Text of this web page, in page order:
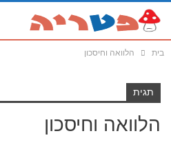
בית הלוואה וחיסכון
תגית
הלוואה וחיסכון